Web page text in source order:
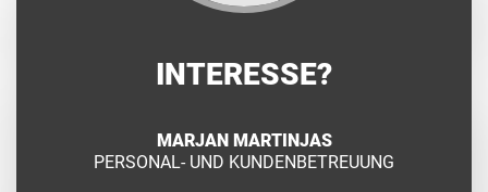
INTERESSE?
MARJAN MARTINJAS
PERSONAL- UND KUNDENBETREUUNG